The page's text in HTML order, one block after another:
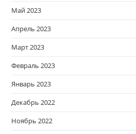
Май 2023
Апрель 2023
Март 2023
Февраль 2023
Январь 2023
Декабрь 2022
Ноябрь 2022